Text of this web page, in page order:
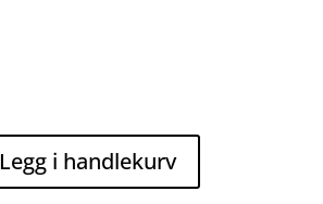
Legg i handlekurv